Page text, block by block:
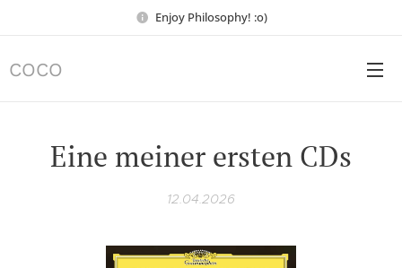
Enjoy Philosophy! :o)
COCO
Eine meiner ersten CDs
12.04.2026